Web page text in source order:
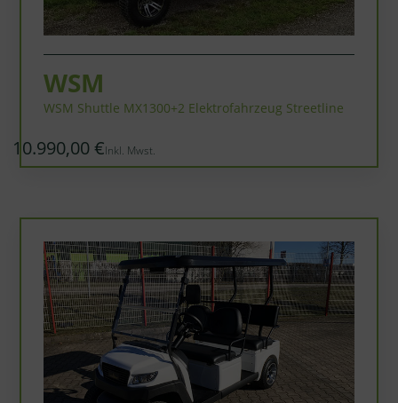
WSM
WSM Shuttle MX1300+2 Elektrofahrzeug Streetline
10.990,00 €Inkl. Mwst.